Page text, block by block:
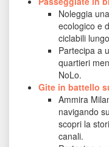
Noleggia
ecologico e
ciclabili
Partecipa a
quartieri
NoLo.
Gite in battello
Ammira
navigando
copri la
canali.